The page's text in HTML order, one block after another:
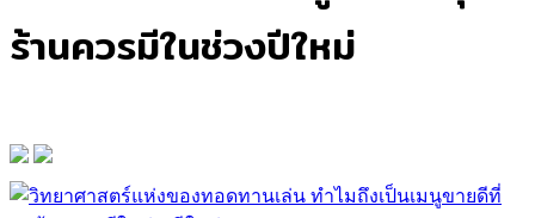
ร้านควรมีในช่วงปีใหม่